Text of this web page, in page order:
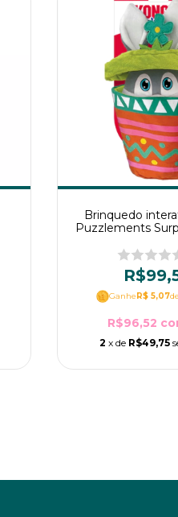
Brinquedo
Puzzlements
Ganhe R$ 5,07
R$96,52
2 x de R$49,75